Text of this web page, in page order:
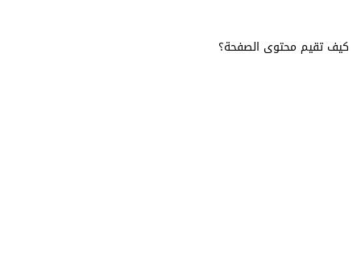
كيف تقيم محتوى الصفحة؟